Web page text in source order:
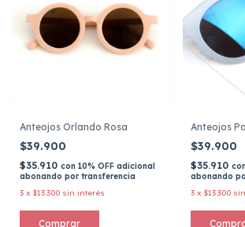
Anteojos Orlando Rosa
$39.900
$35.910 con 10% OFF adicional
abonando por transferencia
3 x $13.300 sin interés
Anteojos
$39.900
$35.910
abonando
3 x $13.300